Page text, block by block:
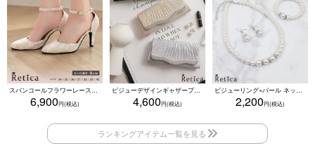
スパンコールフラワーレースアンクルストラップハイヒールセパレートパンプス (ベージュ)
6,900
ビジューデザインギャザープリーツ入り2wayバッグ(ベージュ/シルバー/ブラック)
4,600
ビジューリング×パール ネックレス・ブレスレット・ピアス 3点セット（ホワイト）
2,200